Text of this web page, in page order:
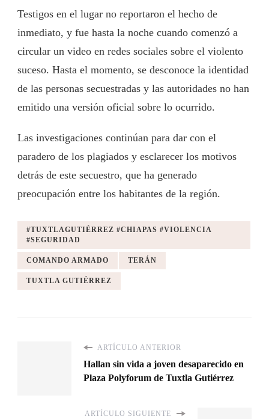
Testigos en el lugar no reportaron el hecho de
inmediato, y fue hasta la noche cuando comenzó a
circular un video en redes sociales sobre el violento
suceso. Hasta el momento, se desconoce la identidad
de las personas secuestradas y las autoridades no han
emitido una versión oficial sobre lo ocurrido.
Las investigaciones continúan para dar con el
paradero de los plagiados y esclarecer los motivos
detrás de este secuestro, que ha generado
preocupación entre los habitantes de la región.
#TUXTLAGUTIÉRREZ #CHIAPAS #VIOLENCIA
#SEGURIDAD
COMANDO ARMADO TERÁN
TUXTLA GUTIÉRREZ
ARTÍCULO ANTERIOR
Hallan sin vida a joven desaparecido en
Plaza Polyforum de Tuxtla Gutiérrez
ARTÍCULO SIGUIENTE